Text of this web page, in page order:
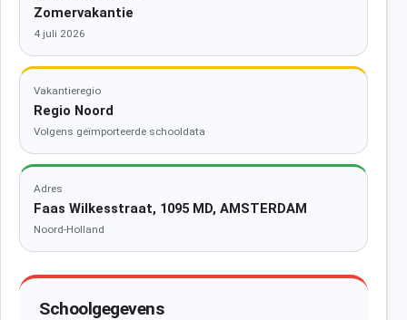
Zomervakantie
4 juli 2026
Vakantieregio
Regio Noord
Volgens geïmporteerde schooldata
Adres
Faas Wilkesstraat, 1095 MD, AMSTERDAM
Noord-Holland
Schoolgegevens